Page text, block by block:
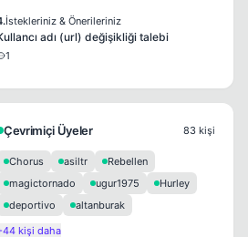
İstekleriniz & Önerileriniz
adı (url) değişikliği talebi
1
Çevrimiçi Üyeler 83 kişi
Chorus asiltr
Rebellen
magictornado
ugur1975
Hurley
deportivo
altanburak
kişi daha